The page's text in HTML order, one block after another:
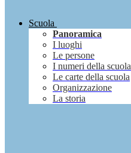
Scuola
Panoramica
I luoghi
Le persone
I numeri della scuola
Le carte della scuola
Organizzazione
La storia